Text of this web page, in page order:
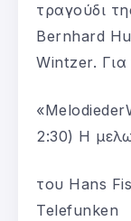
τραγούδι
Bernhard
Wintzer. Για
2:30) Η
του Hans
Telefunken